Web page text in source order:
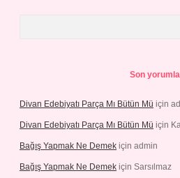
Son
Divan Edebiyatı Parça Mı Bütün Mü için
Divan Edebiyatı Parça Mı Bütün Mü için
Bağış Yapmak Ne Demek için admin
Bağış Yapmak Ne Demek için Sarsılmaz